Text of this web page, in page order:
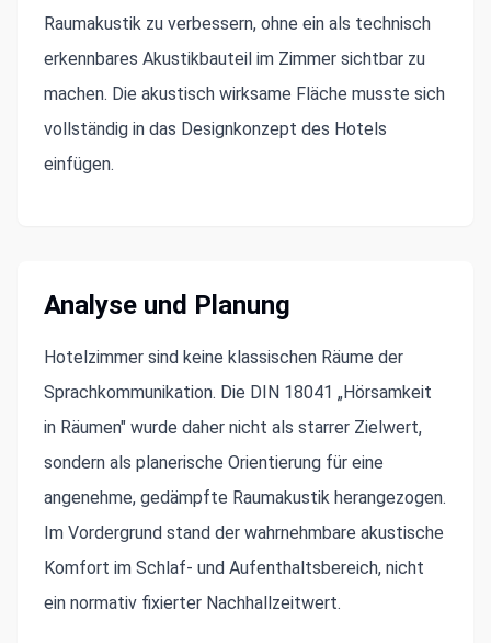
Raumakustik zu verbessern, ohne ein als technisch
erkennbares Akustikbauteil im Zimmer sichtbar zu
machen. Die akustisch wirksame Fläche musste sich
vollständig in das Designkonzept des Hotels
einfügen.
Analyse und Planung
Hotelzimmer sind keine klassischen Räume der
Sprachkommunikation. Die DIN 18041 „Hörsamkeit
in Räumen" wurde daher nicht als starrer Zielwert,
sondern als planerische Orientierung für eine
angenehme, gedämpfte Raumakustik herangezogen.
Im Vordergrund stand der wahrnehmbare akustische
Komfort im Schlaf- und Aufenthaltsbereich, nicht
ein normativ fixierter Nachhallzeitwert.